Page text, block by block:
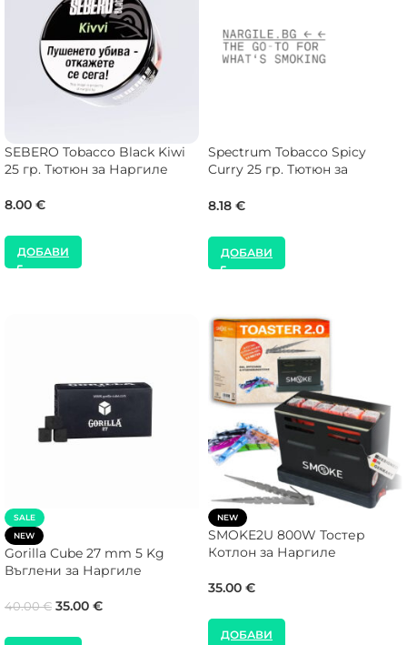
SEBERO Tobacco Black Kiwi
25 гр. Тютюн за Наргиле
8.00 €
ДОБАВИ
Spectrum Tobacco Spicy
Curry 25 гр. Тютюн за
8.18 €
ДОБАВИ
SALE
NEW
Gorilla Cube 27 mm 5 Kg
Въглени за Наргиле
40.00€ 35.00 €
NEW
SMOKE2U 800W Тостер
Котлон за Наргиле
35.00 €
ДОБАВИ